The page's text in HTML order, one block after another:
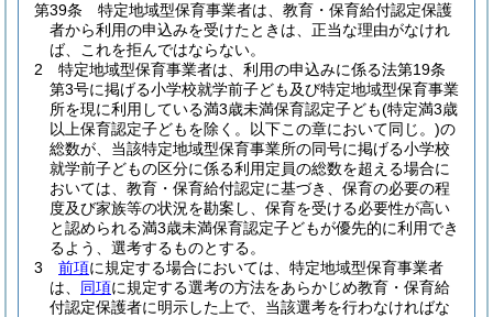
第39条
特定地域型保育事業者は、教育・保育給付認定保護
者から利用の申込みを受けたときは、正当な理由がなけれ
ば、これを拒んではならない。
2
特定地域型保育事業者は、利用の申込みに係る法第19条
第3号に掲げる小学校就学前子ども及び特定地域型保育事業
所を現に利用している満3歳未満保育認定子ども(特定満3歳
以上保育認定子どもを除く。以下この章において同じ。)の
総数が、当該特定地域型保育事業所の同号に掲げる小学校
就学前子どもの区分に係る利用定員の総数を超える場合に
おいては、教育・保育給付認定に基づき、保育の必要の程
度及び家族等の状況を勘案し、保育を受ける必要性が高い
と認められる満3歳未満保育認定子どもが優先的に利用でき
るよう、選考するものとする。
3
前項に規定する場合においては、特定地域型保育事業者
は、 同項に規定する選考の方法をあらかじめ教育・保育給
付認定保護者に明示した上で、当該選考を行わなければな